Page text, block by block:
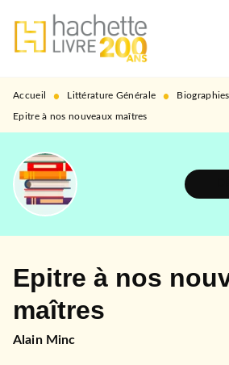
MENU RECHERCHE
PIED DE PAGE
Accueil • Littérature Générale •
Epitre à nos nouveaux maîtres
Epitre à nos
maîtres
Alain Minc